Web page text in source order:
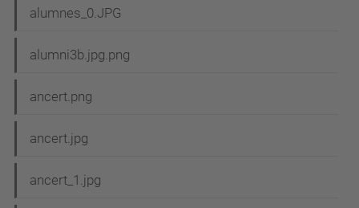
alumnes_0.JPG
alumni3b.jpg.png
ancert.png
ancert.jpg
ancert_1.jpg